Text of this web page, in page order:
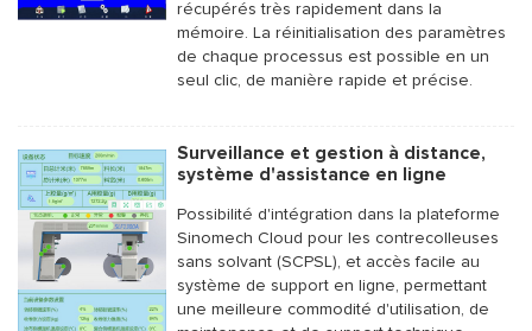
récupérés très rapidement dans la
mémoire. La réinitialisation des paramètres
de chaque processus est possible en un
seul clic, de manière rapide et précise.
Surveillance et gestion à distance,
système d'assistance en ligne
Possibilité d'intégration dans la plateforme
Sinomech Cloud pour les contrecolleuses
sans solvant (SCPSL), et accès facile au
système de support en ligne, permettant
une meilleure commodité d'utilisation, de